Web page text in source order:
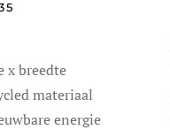
x breedte
materiaal
energie